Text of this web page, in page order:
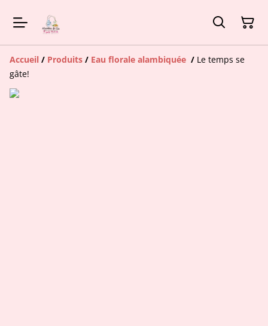
Accueil / Produits / Eau florale alambiquée / Le temps se
gâte!